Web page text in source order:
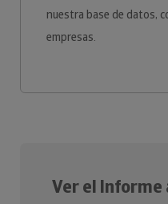
nuestra base de datos,
empresas.
Ver el Informe